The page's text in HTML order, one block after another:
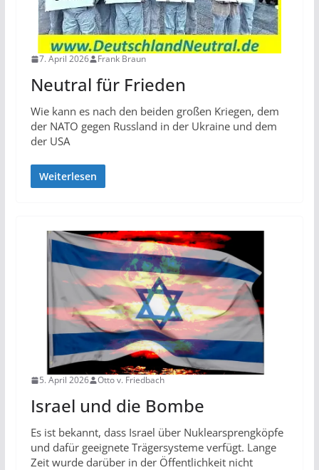
7. April 2026 Frank Braun
Neutral für Frieden
Wie kann es nach den beiden großen Kriegen, dem
der NATO gegen Russland in der Ukraine und dem
der USA
Weiterlesen
5. April 2026 Otto v. Friedbach
Israel und die Bombe
Es ist bekannt, dass Israel über Nuklearsprengköpfe
und dafür geeignete Trägersysteme verfügt. Lange
Zeit wurde darüber in der Öffentlichkeit nicht